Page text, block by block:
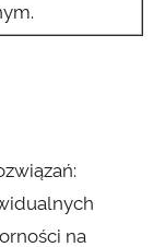
na